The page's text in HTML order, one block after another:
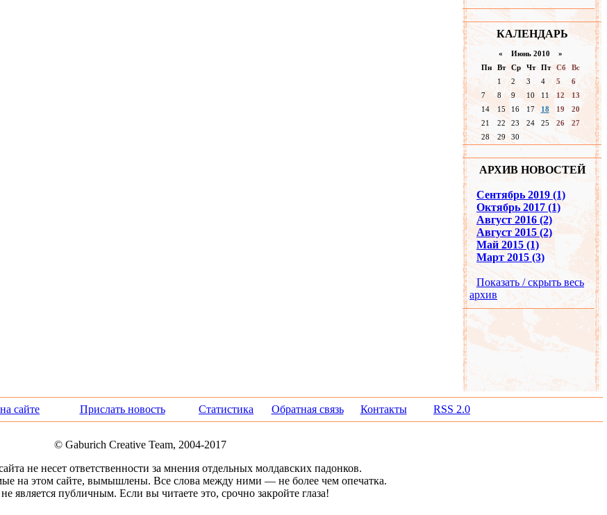
КАЛЕНДАРЬ
« Июнь 2010 »
Пн
Вт Ср Чт Пт Сб
Вс
1
2 3 4 5
6
7
8 9 10 11 12
13
14
15 16 17 18 19
20
21
22 23 24 25 26
27
28
29 30
АРХИВ НОВОСТЕЙ
Сентябрь 2019 (1)
Октябрь 2017 (1)
Август 2016 (2)
Август 2015 (2)
Май 2015 (1)
Март 2015 (3)
Показать / скрыть весь
архив
сайте Прислать новость Статистика Обратная связь Контакты RSS 2.0
© Gaburich Creative Team, 2004-2017
не несет ответственности за мнения отдельных молдавских падонков.
на этом сайте, вымышлены. Все слова между ними — не более чем опечатка.
является публичным. Если вы читаете это, срочно закройте глаза!